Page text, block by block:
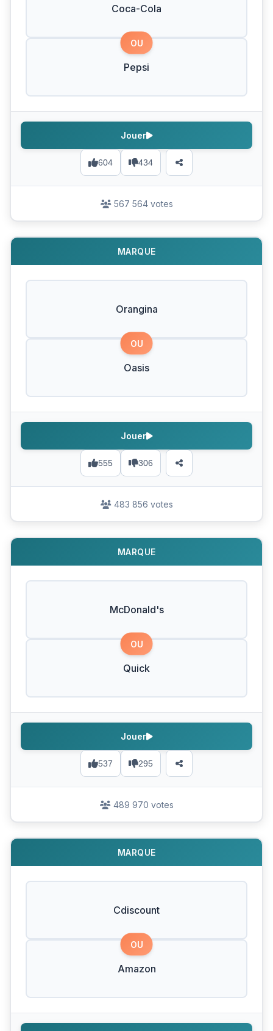
Coca-Cola
OU
Pepsi
604 434
Jouer
567 564 votes
MARQUE
Orangina
OU
Oasis
555 306
Jouer
483 856 votes
MARQUE
McDonald's
OU
Quick
537 295
Jouer
489 970 votes
MARQUE
Cdiscount
OU
Amazon